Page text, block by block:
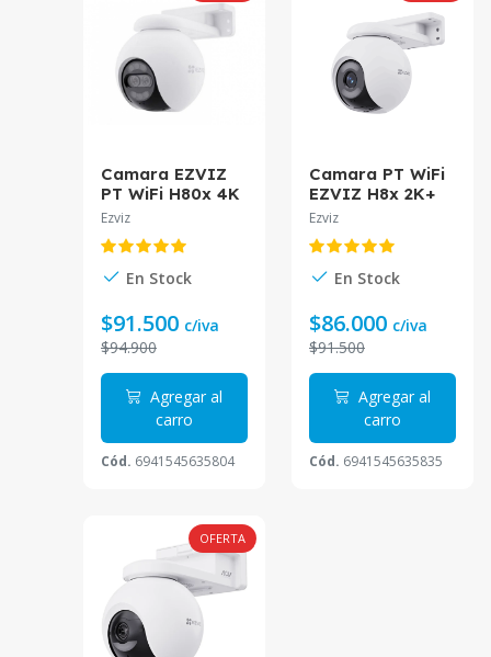
Camara EZVIZ
PT WiFi H80x 4K
Doble Lente CS-
Ezviz
En Stock
$91.500 c/iva
$94.900
Agregar al
carro
Cód. 6941545635804
Camara PT WiFi
EZVIZ H8x 2K+
4MP 4mm CS-
Ezviz
En Stock
$86.000 c/iva
$91.500
Agregar al
carro
Cód. 6941545635835
OFERTA